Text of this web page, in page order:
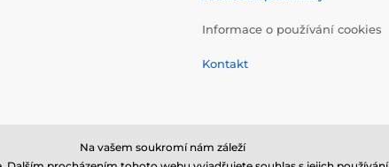
Informace o používání cookies
Kontakt
Na vašem soukromí nám záleží